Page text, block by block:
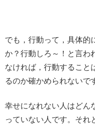
でも，行動って，具体的
か？行動しろ～！と言わ
なければ，行動すること
るのか確かめられないで
幸せになれない人はどん
っていない人です。それ